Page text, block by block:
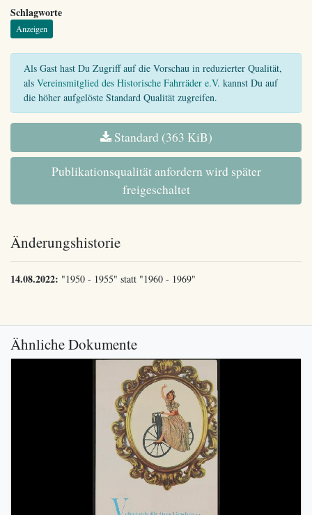
Schlagworte
Anzeigen
Als Gast hast Du Zugriff auf die Vorschau in reduzierter Qualität,
als Vereinsmitglied des Historische Fahrräder e.V. kannst Du auf
die höher aufgelöste Standard Qualität zugreifen.
Standard (363 KiB)
Publikationsqualität anfordern wird später
freigeschaltet
Änderungshistorie
14.08.2022: "1950 - 1955" statt "1960 - 1969"
Ähnliche Dokumente